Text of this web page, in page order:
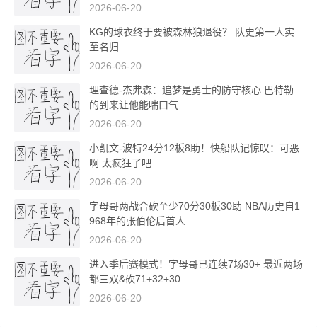
2026-06-20
KG的球衣终于要被森林狼退役？ 队史第一人实
至名归
2026-06-20
理查德-杰弗森：追梦是勇士的防守核心 巴特勒
的到来让他能喘口气
2026-06-20
小凯文-波特24分12板8助！快船队记惊叹：可恶
啊 太疯狂了吧
2026-06-20
字母哥两战合砍至少70分30板30助 NBA历史自1
968年的张伯伦后首人
2026-06-20
进入季后赛模式！字母哥已连续7场30+ 最近两场
都三双&砍71+32+30
2026-06-20